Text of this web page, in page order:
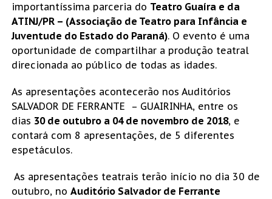
importantíssima parceria do Teatro Guaíra e da
ATINJ/PR – (Associação de Teatro para Infância e
Juventude do Estado do Paraná). O evento é uma
oportunidade de compartilhar a produção teatral
direcionada ao público de todas as idades.
As apresentações acontecerão nos Auditórios
SALVADOR DE FERRANTE – GUAIRINHA, entre os
dias 30 de outubro a 04 de novembro de 2018, e
contará com 8 apresentações, de 5 diferentes
espetáculos.
As apresentações teatrais terão início no dia 30 de
outubro, no Auditório Salvador de Ferrante